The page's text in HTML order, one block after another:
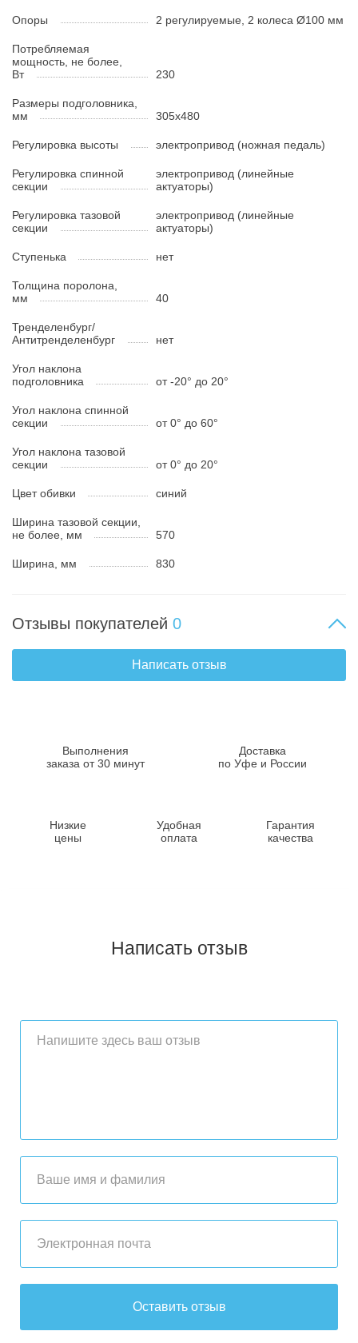
Опоры 2 регулируемые, 2 колеса Ø100 мм
Потребляемая
мощность, не более,
Вт
230
Размеры подголовника,
мм
305х480
Регулировка высоты электропривод (ножная педаль)
Регулировка спинной
секции
электропривод (линейные
актуаторы)
Регулировка тазовой
секции
электропривод (линейные
актуаторы)
Ступенька нет
Толщина поролона,
мм
40
Тренделенбург/
Антитренделенбург
нет
Угол наклона
подголовника
от -20° до 20°
Угол наклона спинной
секции
от 0° до 60°
Угол наклона тазовой
секции
от 0° до 20°
Цвет обивки синий
Ширина тазовой секции,
не более, мм
570
Ширина, мм 830
Отзывы покупателей 0
Написать отзыв
Выполнения
заказа от 30 минут
Доставка
по Уфе и России
Низкие
цены
Удобная
оплата
Гарантия
качества
Написать отзыв
Оставить отзыв